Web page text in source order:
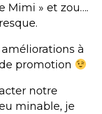
Mimi » et zou….
à
promotion
notre
minable, je